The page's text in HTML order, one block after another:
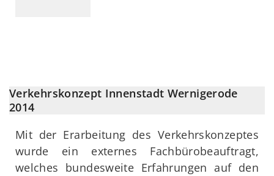
Verkehrskonzept Innenstadt Wernigerode
2014
Mit der Erarbeitung des Verkehrskonzeptes
wurde ein externes Fachbürobeauftragt,
welches bundesweite Erfahrungen auf den